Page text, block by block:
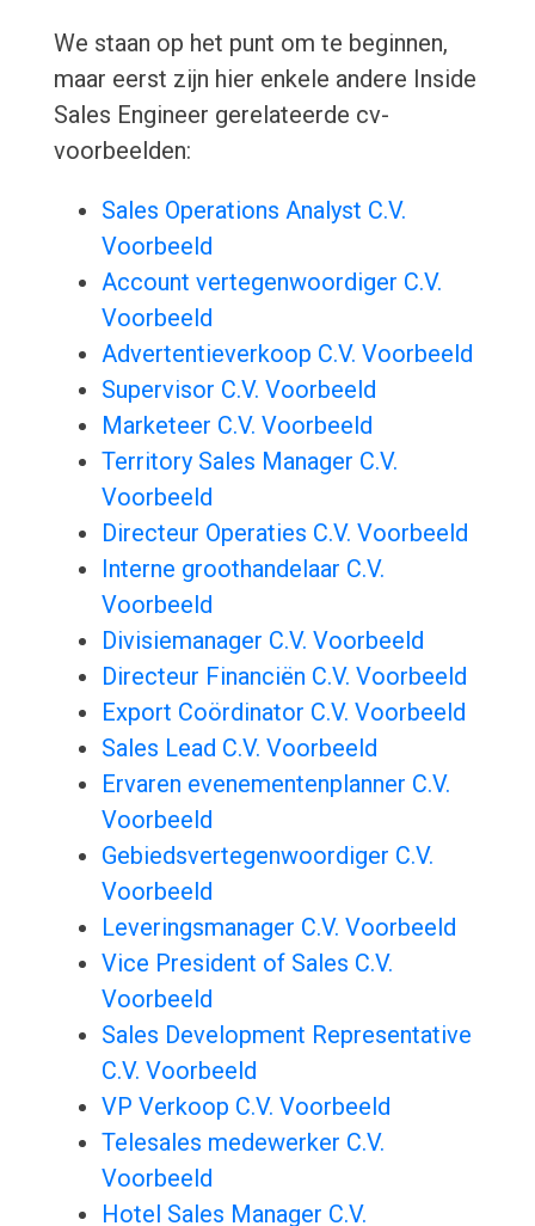
We staan op het punt om te beginnen,
maar eerst zijn hier enkele andere Inside
Sales Engineer gerelateerde cv-
voorbeelden:
Sales Operations Analyst C.V.
Voorbeeld
Account vertegenwoordiger C.V.
Voorbeeld
Advertentieverkoop C.V. Voorbeeld
Supervisor C.V. Voorbeeld
Marketeer C.V. Voorbeeld
Territory Sales Manager C.V.
Voorbeeld
Directeur Operaties C.V. Voorbeeld
Interne groothandelaar C.V.
Voorbeeld
Divisiemanager C.V. Voorbeeld
Directeur Financiën C.V. Voorbeeld
Export Coördinator C.V. Voorbeeld
Sales Lead C.V. Voorbeeld
Ervaren evenementenplanner C.V.
Voorbeeld
Gebiedsvertegenwoordiger C.V.
Voorbeeld
Leveringsmanager C.V. Voorbeeld
Vice President of Sales C.V.
Voorbeeld
Sales Development Representative
C.V. Voorbeeld
VP Verkoop C.V. Voorbeeld
Telesales medewerker C.V.
Voorbeeld
Hotel Sales Manager C.V.